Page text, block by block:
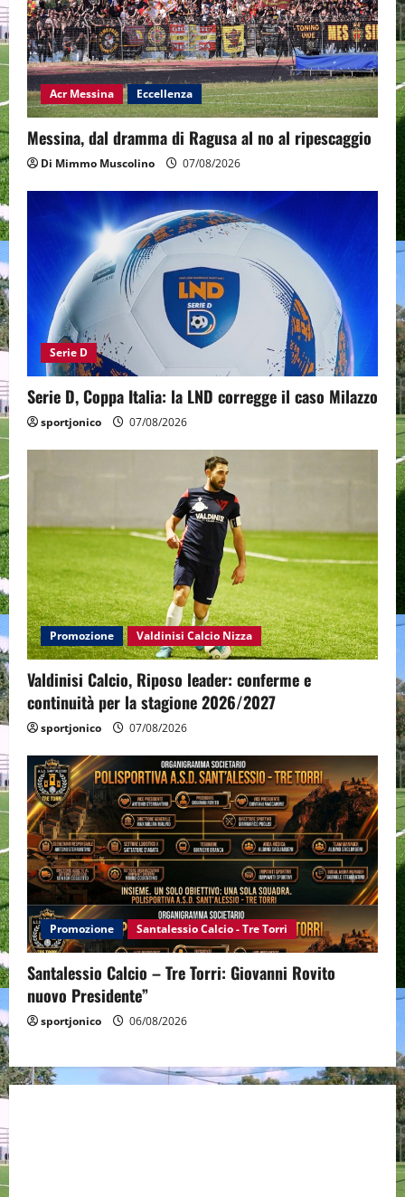
Acr Messina Eccellenza
Messina, dal dramma di Ragusa al no al ripescaggio
Di Mimmo Muscolino 07/08/2026
Serie D
Serie D, Coppa Italia: la LND corregge il caso Milazzo
sportjonico 07/08/2026
Promozione Valdinisi Calcio Nizza
Valdinisi Calcio, Riposo leader: conferme e
continuità per la stagione 2026/2027
sportjonico 07/08/2026
Promozione Santalessio Calcio - Tre Torri
Santalessio Calcio – Tre Torri: Giovanni Rovito
nuovo Presidente”
sportjonico 06/08/2026